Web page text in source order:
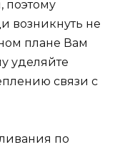
поэтому
возникнуть не
плане Вам
уделяйте
связи с
по